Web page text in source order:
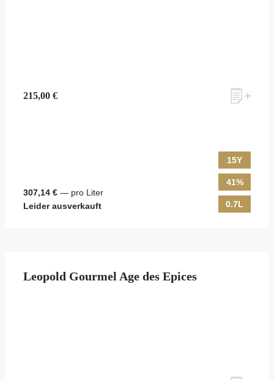
215,00 €
307,14 € — pro Liter
Leider ausverkauft
15Y
41%
0.7L
Leopold Gourmel Age des Epices